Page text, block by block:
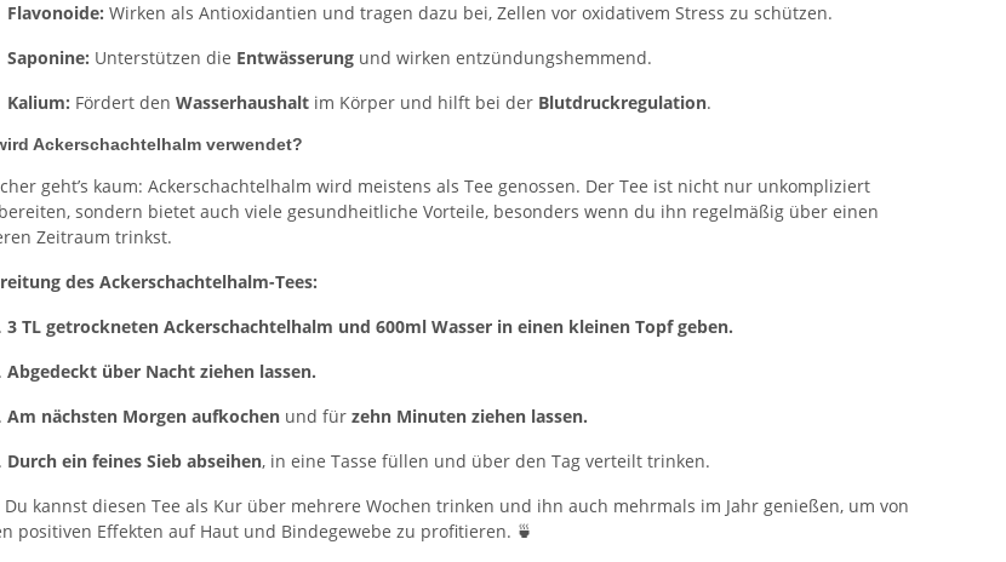
Flavonoide: Wirken als Antioxidantien und tragen dazu bei, Zellen vor oxidativem Stress zu schützen.
Saponine: Unterstützen die Entwässerungund wirken entzündungshemmend.
Kalium: Fördert den Wasserhaushaltim Körper und hilft bei der Blutdruckregulation.
Ackerschachtelhalm verwendet?
geht’s kaum: Ackerschachtelhalm wird meistens als Tee genossen. Der Tee ist nicht nur unkompliziert
sondern bietet auch viele gesundheitliche Vorteile, besonders wenn du ihn regelmäßig über einen
Zeitraum trinkst.
des Ackerschachtelhalm-Tees:
3 TL getrockneten Ackerschachtelhalm und 600ml Wasser in einen kleinen Topf geben.
Abgedeckt über Nacht ziehen lassen.
Am nächsten Morgen aufkochenund für zehn Minuten ziehen lassen.
Durch ein feines Sieb abseihen, in eine Tasse füllen und über den Tag verteilt trinken.
Du kannst diesen Tee als Kur über mehrere Wochen trinken und ihn auch mehrmals im Jahr genießen, um von
positiven Effekten auf Haut und Bindegewebe zu profitieren. 🍵